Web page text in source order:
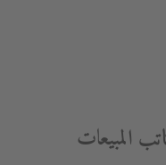
المبيعات